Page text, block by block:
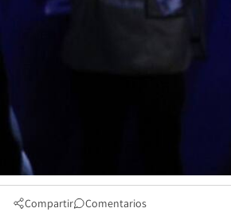
Compartir Comentarios